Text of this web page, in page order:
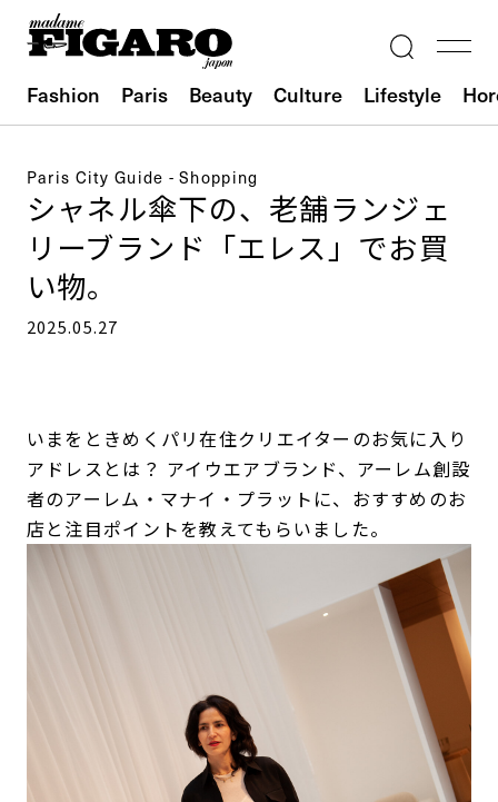
Fashion Paris Beauty Culture Lifestyle
Paris City Guide - Shopping
シャネル傘下の、老舗ランジェ
リーブランド「エレス」でお買
い物。
2025.05.27
いまをときめくパリ在住クリエイターのお気に入り
アドレスとは？ アイウエアブランド、アーレム創設
者のアーレム・マナイ・プラットに、おすすめのお
店と注目ポイントを教えてもらいました。